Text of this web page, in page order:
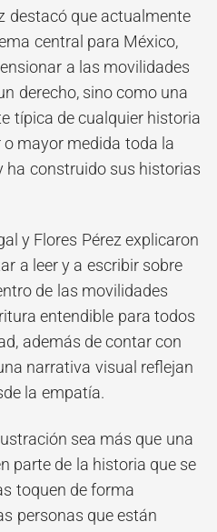
destacó que actualmente
central para México,
a las movilidades
derecho, sino como una
típica de cualquier historia
o mayor medida toda la
ha construido sus historias
y Flores Pérez explicaron
a leer y a escribir sobre
de las movilidades
entendible para todos
además de contar con
narrativa visual reflejan
la empatía.
sea más que una
parte de la historia que se
toquen de forma
personas que están